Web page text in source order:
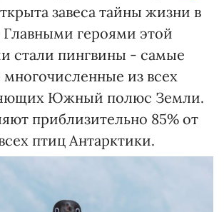
завеса тайны жизни в
Главными героями этой
стали пингвины - самые
многочисленные из всех
Южный полюс Земли.
приблизительно 85% от
птиц Антарктики.